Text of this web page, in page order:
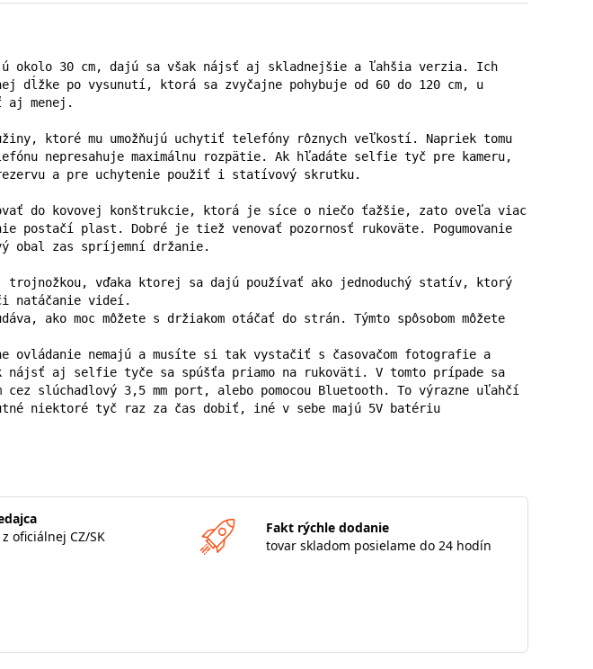
okolo 30 cm, dajú sa však nájsť aj skladnejšie a ľahšia verzia. Ich
dĺžke po vysunutí, ktorá sa zvyčajne pohybuje od 60 do 120 cm, u
aj menej.
ktoré mu umožňujú uchytiť telefóny rôznych veľkostí. Napriek tomu
nepresahuje maximálnu rozpätie. Ak hľadáte selfie tyč pre kameru,
a pre uchytenie použiť i statívový skrutku.
do kovovej konštrukcie, ktorá je síce o niečo ťažšie, zato oveľa viac
postačí plast. Dobré je tiež venovať pozornosť rukoväte. Pogumovanie
obal zas spríjemní držanie.
vďaka ktorej sa dajú používať ako jednoduchý statív, ktorý
natáčanie videí.
ako moc môžete s držiakom otáčať do strán. Týmto spôsobom môžete
ovládanie nemajú a musíte si tak vystačiť s časovačom fotografie a
nájsť aj selfie tyče sa spúšťa priamo na rukoväti. V tomto prípade sa
slúchadlový 3,5 mm port, alebo pomocou Bluetooth. To výrazne uľahčí
niektoré tyč raz za čas dobiť, iné v sebe majú 5V batériu
oficiálnej CZ/SK
Fakt rýchle dodanie
tovar skladom posielame do 24 hodín